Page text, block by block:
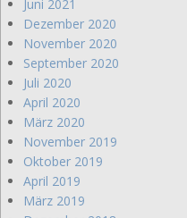
Juni 2021
Dezember 2020
November 2020
September 2020
Juli 2020
April 2020
März 2020
November 2019
Oktober 2019
April 2019
März 2019